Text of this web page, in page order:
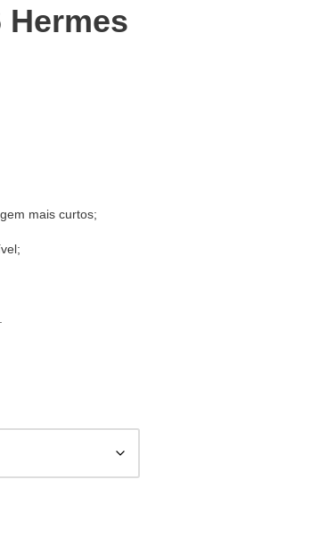
Hermes
mais curtos;